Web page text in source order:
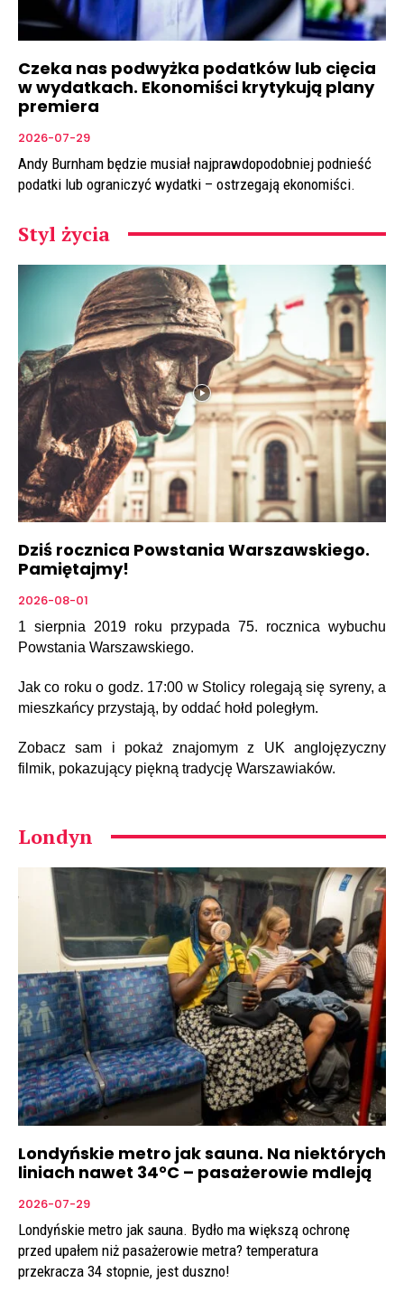
Czeka nas podwyżka podatków lub cięcia
w wydatkach. Ekonomiści krytykują plany
premiera
2026-07-29
Andy Burnham będzie musiał najprawdopodobniej podnieść
podatki lub ograniczyć wydatki – ostrzegają ekonomiści.
Styl życia
Dziś rocznica Powstania Warszawskiego.
Pamiętajmy!
2026-08-01
1 sierpnia 2019 roku przypada 75. rocznica wybuchu
Powstania Warszawskiego.
Jak co roku o godz. 17:00 w Stolicy rolegają się syreny, a
mieszkańcy przystają, by oddać hołd poległym.
Zobacz sam i pokaż znajomym z UK anglojęzyczny
filmik, pokazujący piękną tradycję Warszawiaków.
Londyn
Londyńskie metro jak sauna. Na niektórych
liniach nawet 34°C – pasażerowie mdleją
2026-07-29
Londyńskie metro jak sauna. Bydło ma większą ochronę
przed upałem niż pasażerowie metra? temperatura
przekracza 34 stopnie, jest duszno!